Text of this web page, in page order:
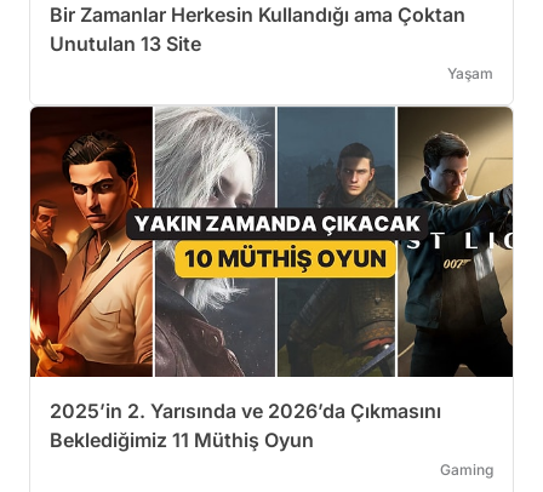
Bir Zamanlar Herkesin Kullandığı ama Çoktan
Unutulan 13 Site
Yaşam
2025’in 2. Yarısında ve 2026’da Çıkmasını
Beklediğimiz 11 Müthiş Oyun
Gaming